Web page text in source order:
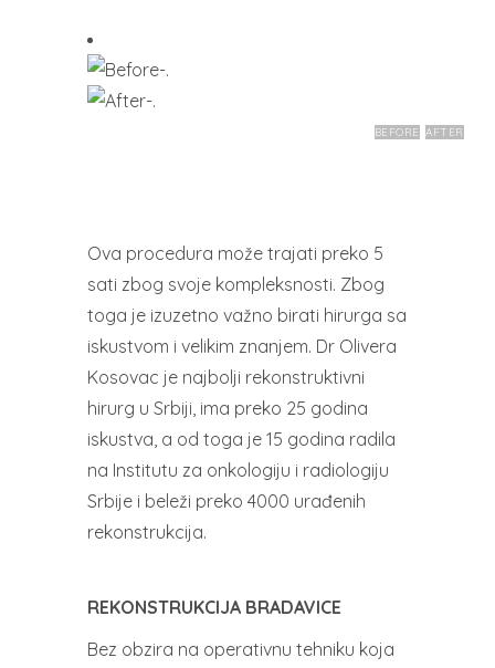
BEFORE AFTER
Ova procedura može trajati preko 5
sati zbog svoje kompleksnosti. Zbog
toga je izuzetno važno birati hirurga sa
iskustvom i velikim znanjem. Dr Olivera
Kosovac je najbolji rekonstruktivni
hirurg u Srbiji, ima preko 25 godina
iskustva, a od toga je 15 godina radila
na Institutu za onkologiju i radiologiju
Srbije i beleži preko 4000 urađenih
rekonstrukcija.
REKONSTRUKCIJA BRADAVICE
Bez obzira na operativnu tehniku koja